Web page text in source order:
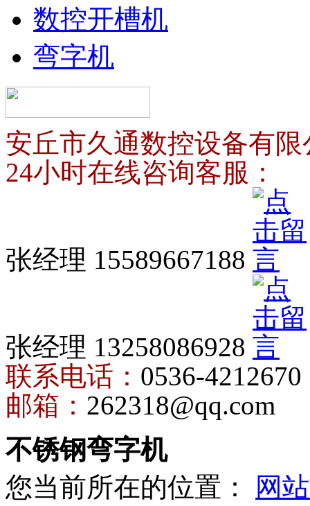
数控开槽机
弯字机
安丘市久通数控设备有限
24小时在线咨询客服：
张经理 15589667188
张经理 13258086928
联系电话： 0536-4212670
邮箱： 262318@qq.com
不锈钢弯字机
您当前所在的位置：
网